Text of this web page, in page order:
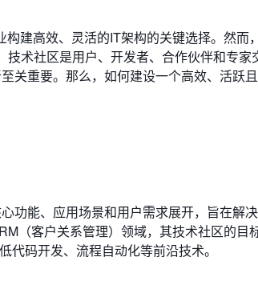
建高效、灵活的IT架构的关键选择。然而
术社区是用户、开发者、合作伙伴和专家
关重要。那么，如何建设一个高效、活跃
功能、应用场景和用户需求展开，旨在解
（客户关系管理）领域，其技术社区的目
码开发、流程自动化等前沿技术。